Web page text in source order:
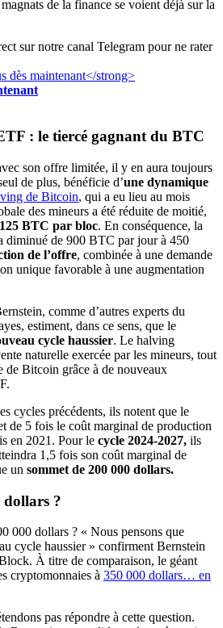
de la finance se voient déjà sur la
sur notre canal Telegram pour ne rater
: le tiercé gagnant du BTC
son offre limitée, il y en aura toujours
de plus, bénéficie d’une dynamique
de Bitcoin, qui a eu lieu au mois
des mineurs a été réduite de moitié,
BTC par bloc. En conséquence, la
diminué de 900 BTC par jour à 450
de l’offre, combinée à une demande
unique favorable à une augmentation
comme d’autres experts du
estiment, dans ce sens, que le
cycle haussier. Le halving
naturelle exercée par les mineurs, tout
de Bitcoin grâce à de nouveaux
cycles précédents, ils notent que le
de 5 fois le coût marginal de production
en 2021. Pour le cycle 2024-2027, ils
1,5 fois son coût marginal de
un sommet de 200 000 dollars.
dollars ?
000 dollars ? « Nous pensons que
cycle haussier » confirment Bernstein
À titre de comparaison, le géant
cryptomonnaies à 350 000 dollars… en
pas répondre à cette question.